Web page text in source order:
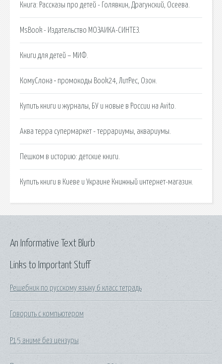
Книга: Рассказы про детей - Голявкин, Драгунский, Осеева.
MsBook - Издательство МОЗАИКА-СИНТЕЗ.
Книги для детей – МИФ.
КомуСлона • промокоды Book24, ЛитРес, Озон.
Купить книги и журналы, БУ и новые в России на Avito.
Аква терра супермаркет - террариумы, аквариумы.
Пешком в историю: детские книги.
Купить книги в Киеве и Украине Книжный интернет-магазин.
Links to Important Stuff
Решебник по русскому языку 6 класс тетрадь
Говорить с компьютером
Р15 аниме без цензуры
An Informative Text Blurb